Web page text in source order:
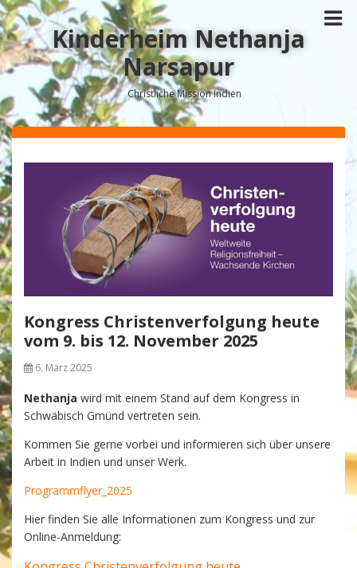
Kinderheim Nethanja
Narsapur
Christliche Mission Indien
Kongress Christenverfolgung heute
vom 9. bis 12. November 2025
6. März 2025
Nethanja wird mit einem Stand auf dem Kongress in
Schwäbisch Gmünd vertreten sein.
Kommen Sie gerne vorbei und informieren sich über unsere
Arbeit in Indien und unser Werk.
Programmflyer_2025
Hier finden Sie alle Informationen zum Kongress und zur
Online-Anmeldung: